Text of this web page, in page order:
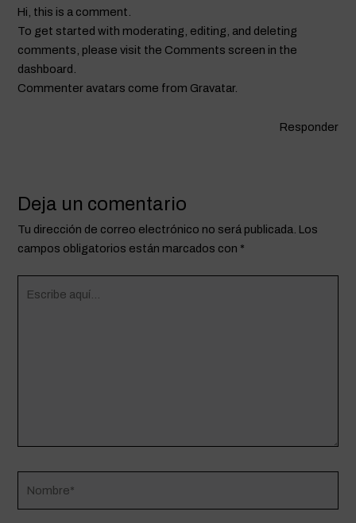
Hi, this is a comment.
To get started with moderating, editing, and deleting
comments, please visit the Comments screen in the
dashboard.
Commenter avatars come from Gravatar.
Responder
Deja un comentario
Tu dirección de correo electrónico no será publicada. Los
campos obligatorios están marcados con *